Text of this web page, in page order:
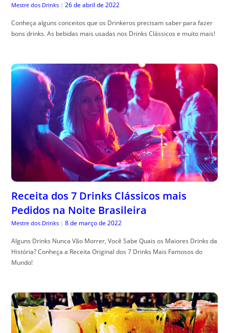
Mestre dos Drinks | 26 de abril de 2022
Conheça alguns conceitos que os Drinkeros precisam saber para fazer
bons drinks. As bebidas mais usadas nos Drinks Clássicos e muito mais!
Receita dos 7 Drinks Clássicos mais
Pedidos na Noite Brasileira
Mestre dos Drinks | 8 de março de 2022
Alguns Drinks Nunca Vão Morrer, Você Sabe Quais os Maiores Drinks da
História? Conheça a Receita Original dos 7 Drinks Mais Famosos do
Mundo!